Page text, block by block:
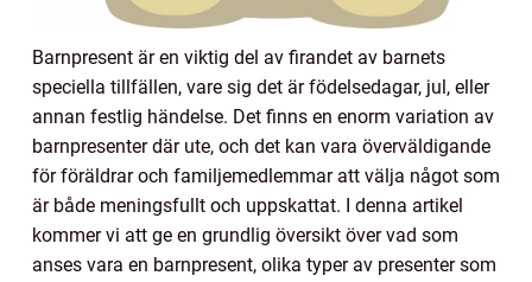
Barnpresent är en viktig del av firandet av barnets
speciella tillfällen, vare sig det är födelsedagar, jul, eller
annan festlig händelse. Det finns en enorm variation av
barnpresenter där ute, och det kan vara överväldigande
för föräldrar och familjemedlemmar att välja något som
är både meningsfullt och uppskattat. I denna artikel
kommer vi att ge en grundlig översikt över vad som
anses vara en barnpresent, olika typer av presenter som